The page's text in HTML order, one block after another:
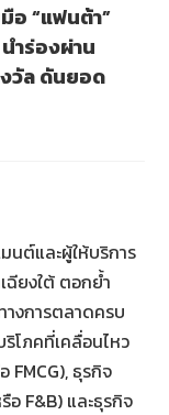
อ “แฟนต้า”
ำร่องผ่าน
วัล ดันยอด
นต์และผู้ให้บริการ
ฉียงใต้ ตอกย้ำ
งการตลาดครบ
โภคที่เคลื่อนไหว
FMCG), ธุรกิจ
อ F&B) และธุรกิจ